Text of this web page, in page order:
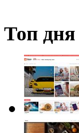
Топ дня